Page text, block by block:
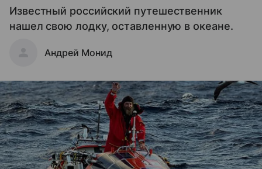
Известный российский путешественник
нашел свою лодку, оставленную в океане.
Андрей Монид